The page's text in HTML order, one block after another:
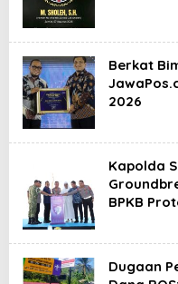
Berkat
2026
Kapolda
BPKB
Dugaan